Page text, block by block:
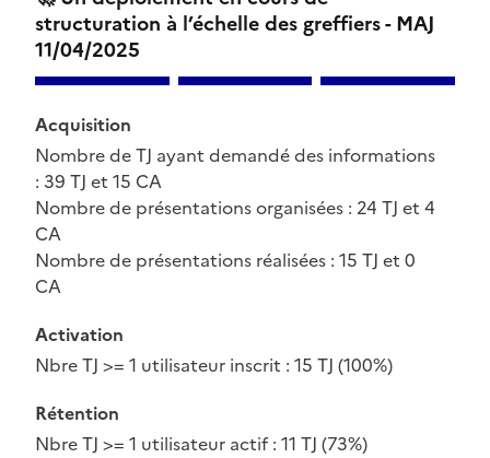
structuration à l’échelle des greffiers - MAJ
11/04/2025
Acquisition
Nombre de TJ ayant demandé des informations
: 39 TJ et 15 CA
Nombre de présentations organisées : 24 TJ et 4
CA
Nombre de présentations réalisées : 15 TJ et 0
CA
Activation
Nbre TJ >= 1 utilisateur inscrit : 15 TJ (100%)
Rétention
Nbre TJ >= 1 utilisateur actif : 11 TJ (73%)